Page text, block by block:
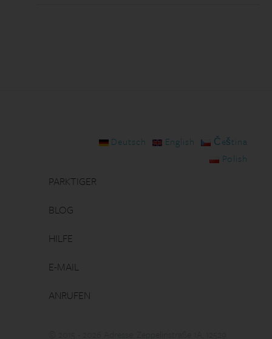
Deutsch English
Čeština
Polish
PARKTIGER
BLOG
HILFE
E-MAIL
ANRUFEN